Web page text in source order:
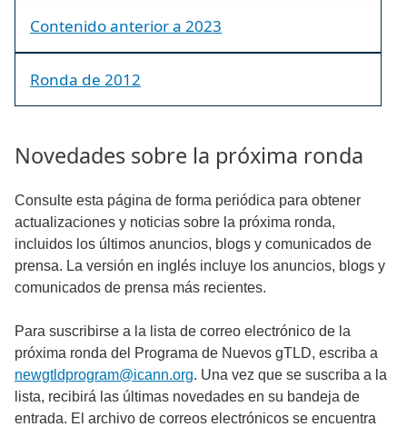
Contenido anterior a 2023
Ronda de 2012
Novedades sobre la próxima ronda
Consulte esta página de forma periódica para obtener
actualizaciones y noticias sobre la próxima ronda,
incluidos los últimos anuncios, blogs y comunicados de
prensa. La versión en inglés incluye los anuncios, blogs y
comunicados de prensa más recientes.
Para suscribirse a la lista de correo electrónico de la
próxima ronda del Programa de Nuevos gTLD, escriba a
newgtldprogram@icann.org. Una vez que se suscriba a la
lista, recibirá las últimas novedades en su bandeja de
entrada. El archivo de correos electrónicos se encuentra